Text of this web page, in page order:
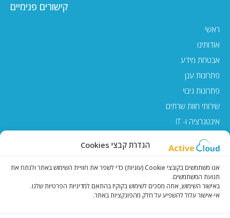
הגדרת קבצי Cookies
אנו משתמשים בקובצי Cookie (עוגיות) כדי לשפר את חוויית השימוש באתר ולנתח את
תנועת המשתמשים.
באישור השימוש, אתה מסכים לשימוש בקוקיז בהתאם למדיניות הפרטיות שלנו.
אי-אישור עלול להשפיע על חלק מהפונקציות באתר.
קישורים פנימיים
ראשי
אודותינו
אבטחת מידע
פתרונות ענן
פתרונות גיבוי
שירותי חוות שרתים
אינטגרציה ו- IT
EN
צריכים יותר מידע? מלאו טופס יצירת קשר.